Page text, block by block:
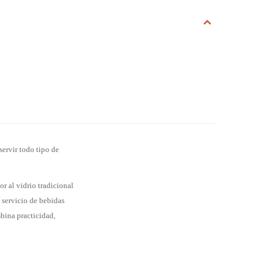
todo tipo de
al vidrio tradicional
de bebidas
practicidad,